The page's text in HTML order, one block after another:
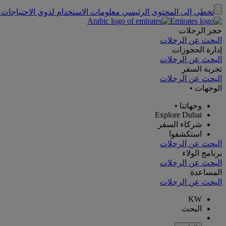
تخطي إلى المحتوى الرئيسي معلومات الاستخدام لذوي
حجز الرحلات
البحث عن الرحلات
إدارة الحجوزات
البحث عن الرحلات
تجربة السفر
البحث عن الرحلات
الوجهات •
وجهاتنا •
Explore Dubai
شركاء السفر
استكشفوا
البحث عن الرحلات
برنامج الولاء
البحث عن الرحلات
المساعدة
البحث عن الرحلات
KW
البحث